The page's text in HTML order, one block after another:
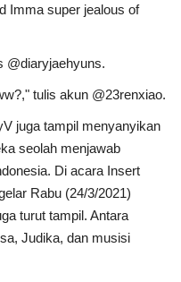
Imma super jealous of
@diaryjaehyuns.
tulis akun @23renxiao.
juga tampil menyanyikan
seolah menjawab
Di acara Insert
Rabu (24/3/2021)
turut tampil. Antara
Judika, dan musisi